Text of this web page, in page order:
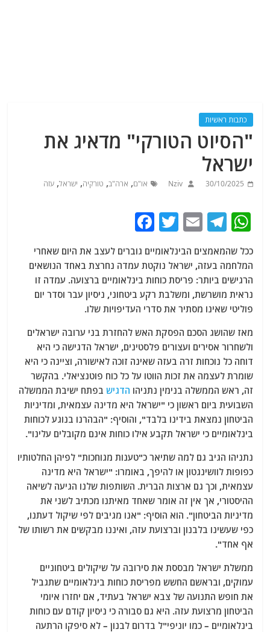
כתבות ראשיות
"הסיוט הטורקי" מדאיג את
ישראל
30/10/2025
Nziv או"ם, ארה"ב, טורקיה, ישראל,עזה
W
at
s
A
p
p
T
e
g
ra
m
E
m
ai
l
T
itt
er
c
e
b
o
o
k
ככל שהמאמצים הבינלאומיים גוברים לעצב את היום שאחרי
המלחמה בעזה, ישראל נוקטת עמדה נחרצת באחד הנושאים
הרגישים ביותר: פריסת כוחות בינלאומיים ברצועה. עמדה זו
נראית מושרשת, ומשלבת רקע ביטחוני, ניסיון עבר וסדר יום
פוליטי שאינו מסתיר את סדרי העדיפויות שלו.
מאז שהושג הסכם הפסקת האש להחזרת בני ערובה ישראלים
ולשחרור אסירים ועצורים פלסטינים, ישראל הדגישה כי היא
דוחה כל נוכחות זרה בעזה שאינה זוכה לאישורה, וציינה כי היא
שומרת לעצמה את זכות הווטו על כל כוח פוטנציאלי. בהקשר
זה, ראש הממשלה בנימין נתניהו הדגיש בפתח ישיבת הממשלה
השבועית ביום ראשון כי "ישראל היא מדינה עצמאית, ומדיניות
הביטחון נמצאת בידינו בלבד", והוסיף: "הבהרנו בנוגע לכוחות
בינלאומיים כי ישראל תקבע אילו כוחות אינם מקובלים עלינו".
נתניהו הגיב גם למה שתיאר כ"טענות מגוחכות" לפיהן החלטותיו
כפופות לוושינגטון או להיפך, באומרו: "ישראל היא מדינה
עצמאית, וכך גם ארצות הברית. השותפות שלנו הגיעה לשיאה
ההיסטורי, אך אין זה אומר שאחד מאיתנו מכתיב לשני את
מדיניות הביטחון". הוא הוסיף: "אנו מגיבים לפי שיקול דעתנו,
כפי שעשינו בלבנון וברצועת עזה, ואיננו מבקשים את רשותו של
אף אחד".
ממשלת ישראל מבססת את סירובה על שיקולים ביטחוניים
עמוקים, ובראשם החשש מפריסת כוחות בינלאומיים שתגביל
את חופש התנועה של צבא ישראל בעתיד, אם יחזרו איומי
הביטחון מרצועת עזה. היא גם סבורה כי ניסיון קודם עם כוחות
בינלאומיים – כמו יוניפי"ל בדרום לבנון – לא סיפקו הרתעה